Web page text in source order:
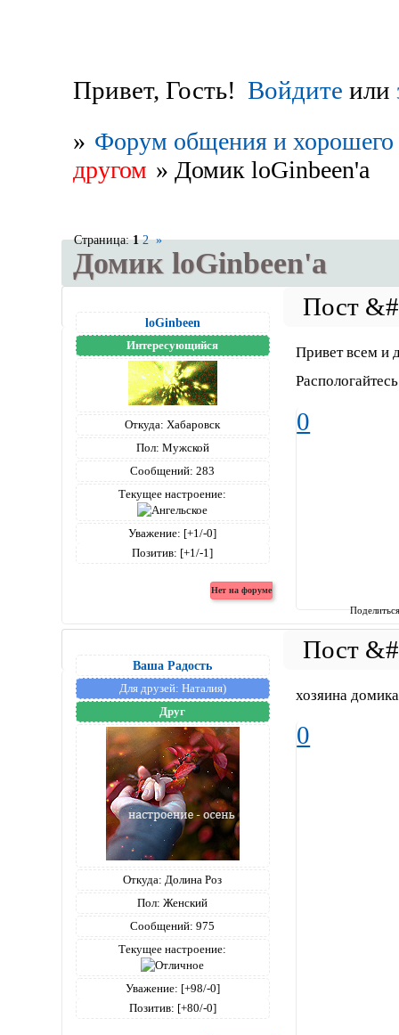
Привет, Гость! Войдите или
» Форум общения и хорошего
другом » Домик loGinbeen'a
Домик loGinbeen'a
Страница:1 2 »
loGinbeen
Интересующийся
Откуда: Хабаровск
Пол: Мужской
Сообщений: 283
Текущее настроение:
Уважение: [+1/-0]
Позитив: [+1/-1]
Привет всем и
0
Ваша Радость
Для друзей: Наталия)
Друг
Откуда: Долина Роз
Пол: Женский
Сообщений: 975
Текущее настроение:
Уважение: [+98/-0]
Позитив: [+80/-0]
хозяина
0